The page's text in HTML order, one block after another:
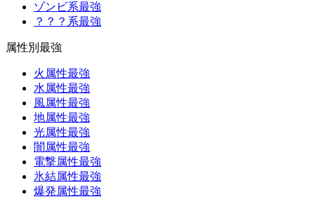
ゾンビ系最強
？？？系最強
属性別最強
火属性最強
水属性最強
風属性最強
地属性最強
光属性最強
闇属性最強
電撃属性最強
氷結属性最強
爆発属性最強